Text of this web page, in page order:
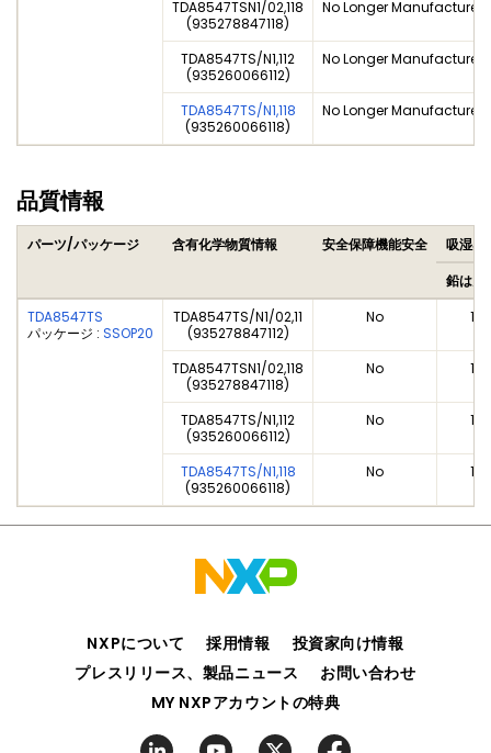
TDA8547TSN1/02,118
(935278847118)
No Longer Manufactured
TDA8547TS/N1,112
(935260066112)
No Longer Manufactured
TDA8547TS/N1,118
(935260066118)
No Longer Manufactured
品質情報
パーツ/パッケージ 含有化学物質情報 安全保障機能安全
吸湿感
鉛はん
TDA8547TS
パッケージ : SSOP20
TDA8547TS/N1/02,11
(935278847112)
No 1
TDA8547TSN1/02,118
(935278847118)
No 1
TDA8547TS/N1,112
(935260066112)
No 1
TDA8547TS/N1,118
(935260066118)
No 1
NXPについて 採用情報
投資家向け情報
プレスリリース、製品ニュース
お問い合わせ
MY NXPアカウントの特典